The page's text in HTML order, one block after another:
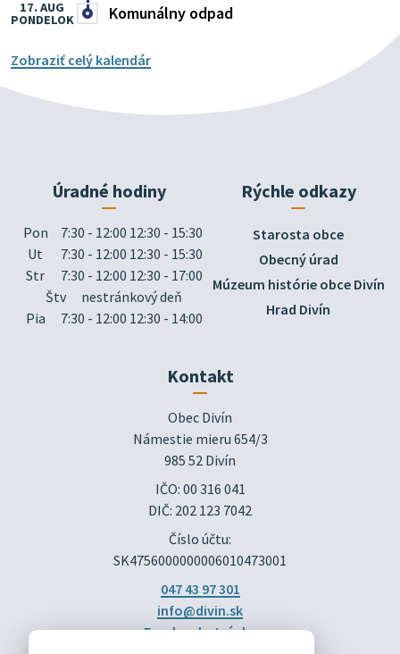
Komunálny odpad
17. AUG
PONDELOK
Zobraziť celý kalendár
Úradné hodiny
Pon
7:30 - 12:00 12:30 - 15:30
Ut
7:30 - 12:00 12:30 - 15:30
Str
7:30 - 12:00 12:30 - 17:00
Štv
nestránkový deň
Pia
7:30 - 12:00 12:30 - 14:00
Rýchle odkazy
Starosta obce
Obecný úrad
Múzeum histórie obce Divín
Hrad Divín
Kontakt
Obec Divín
Námestie mieru 654/3
985 52 Divín
IČO: 00 316 041
DIČ: 202 123 7042
Číslo účtu:
SK4756000000006010473001
047 43 97 301
info@divin.sk
Facebook stránka